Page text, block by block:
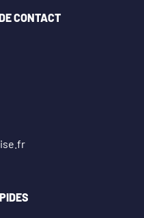
CONTACT